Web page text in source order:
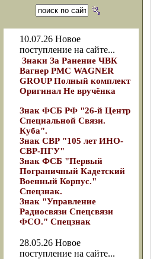
10.07.26 Новое
поступление на сайте...
Знаки За Ранение ЧВК
Вагнер РМС WAGNER
GROUP Полный комплект
Оригинал Не вручёнка
Знак ФСБ РФ "26-й Центр
Специальной Связи.
Куба".
Знак СВР "105 лет ИНО-
СВР-ПГУ"
Знак ФСБ "Первый
Пограничный Кадетский
Военный Корпус."
Спецзнак.
Знак "Управление
Радиосвязи Спецсвязи
ФСО." Спецзнак
28.05.26 Новое
поступление на сайте...